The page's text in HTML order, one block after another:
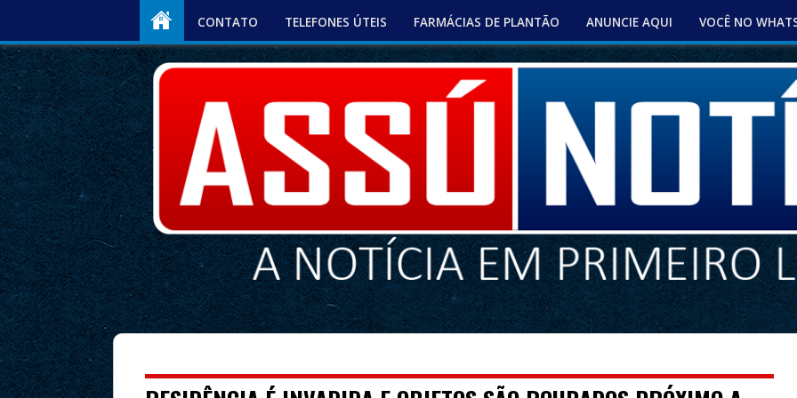
CONTATO TELEFONES ÚTEIS FARMÁCIAS DE PLANTÃO ANUNCIE AQUI VOCÊ NO